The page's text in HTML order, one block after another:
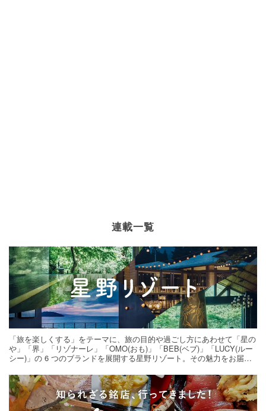
連載一覧
「旅を楽しくする」をテーマに、旅の目的や過ごし方にあわせて「星の
や」「界」「リゾナーレ」「OMO(おも)」「BEB(ベブ)」「LUCY(ルー
シー)」の 6 つのブランドを展開する星野リゾート。その魅力をお届け